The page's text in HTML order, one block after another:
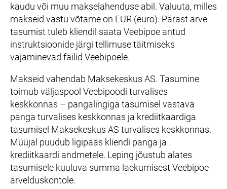
kaudu või muu makselahenduse abil. Valuuta, milles
makseid vastu võtame on EUR (euro). Pärast arve
tasumist tuleb kliendil saata Veebipoe antud
instruktsioonide järgi tellimuse täitmiseks
vajaminevad failid Veebipoele.
Makseid vahendab Maksekeskus AS. Tasumine
toimub väljaspool Veebipoodi turvalises
keskkonnas – pangalingiga tasumisel vastava
panga turvalises keskkonnas ja krediitkaardiga
tasumisel Maksekeskus AS turvalises keskkonnas.
Müüjal puudub ligipääs kliendi panga ja
krediitkaardi andmetele. Leping jõustub alates
tasumisele kuuluva summa laekumisest Veebipoe
arvelduskontole.